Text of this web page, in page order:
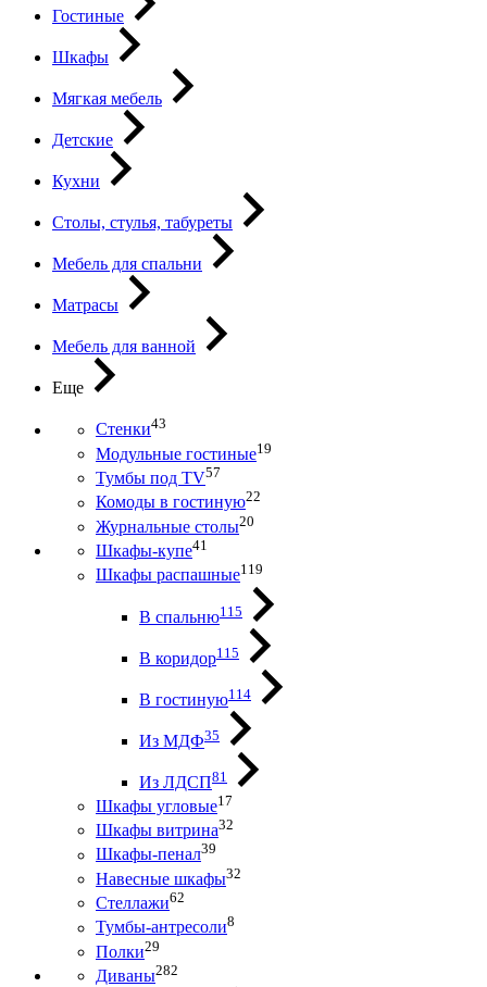
Гостиные
Шкафы
Мягкая мебель
Детские
Кухни
Столы, стулья, табуреты
Мебель для спальни
Матрасы
Мебель для ванной
Еще
Стенки43
Модульные гостиные19
Тумбы под ТV57
Комоды в гостиную22
Журнальные столы20
Шкафы-купе41
Шкафы распашные119
В спальню115
В коридор115
В гостиную114
Из МДФ35
Из ЛДСП81
Шкафы угловые17
Шкафы витрина32
Шкафы-пенал39
Навесные шкафы32
Стеллажи62
Тумбы-антресоли8
Полки29
Диваны282